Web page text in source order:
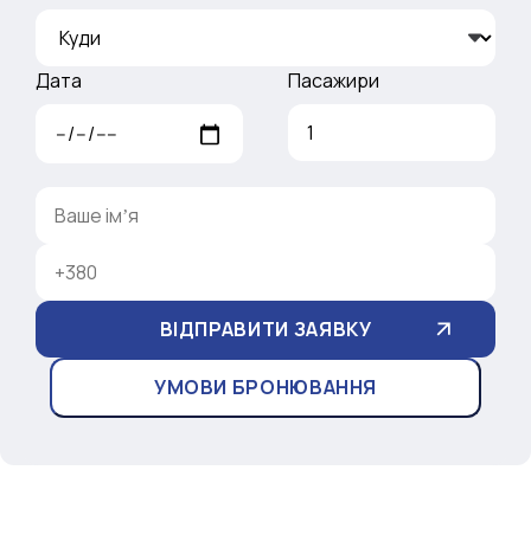
Дата Пасажири
УМОВИ БРОНЮВАННЯ